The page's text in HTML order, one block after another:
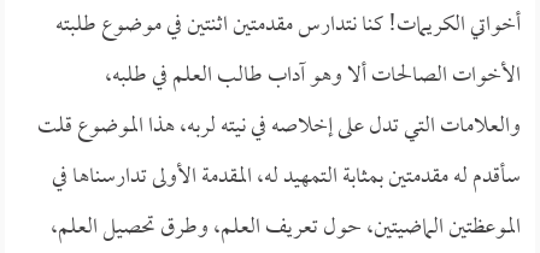
أخواتي الكريمات! كنا نتدارس مقدمتين اثنتين في موضوع طلبته
الأخوات الصالحات ألا وهو آداب طالب العلم في طلبه،
والعلامات التي تدل على إخلاصه في نيته لربه، هذا الموضوع قلت
سأقدم له مقدمتين بمثابة التمهيد له، المقدمة الأولى تدارسناها في
الموعظتين الماضيتين، حول تعريف العلم، وطرق تحصيل العلم،